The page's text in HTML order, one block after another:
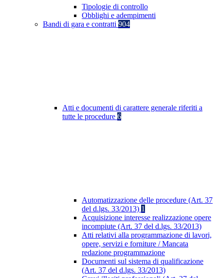
Tipologie di controllo
Obblighi e adempimenti
Bandi di gara e contratti 904
Atti e documenti di carattere generale riferiti a
tutte le procedure 6
Automatizzazione delle procedure (Art. 37
del d.lgs. 33/2013) 1
Acquisizione interesse realizzazione opere
incompiute (Art. 37 del d.lgs. 33/2013)
Atti relativi alla programmazione di lavori,
opere, servizi e forniture / Mancata
redazione programmazione
Documenti sul sistema di qualificazione
(Art. 37 del d.lgs. 33/2013)